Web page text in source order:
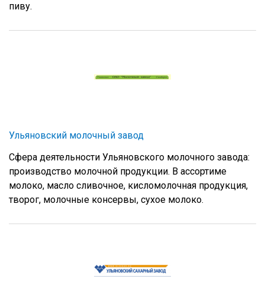
пиву.
Ульяновский молочный завод
Сфера деятельности Ульяновского молочного завода:
производство молочной продукции. В ассортиме
молоко, масло сливочное, кисломолочная продукция,
творог, молочные консервы, сухое молоко.